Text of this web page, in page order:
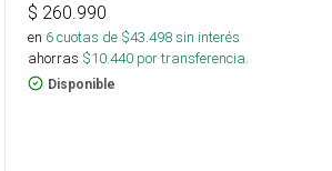
$ 260.990
en 6cuotas de $43.498sin interés
ahorras $10.440 por transferencia.
Disponible